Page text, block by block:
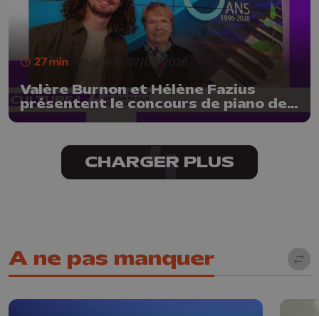
27 min - Publié le 07/05/2026
Valère Burnon et Hélène Fazius
présentent le concours de piano de
CHARGER PLUS
A ne pas manquer